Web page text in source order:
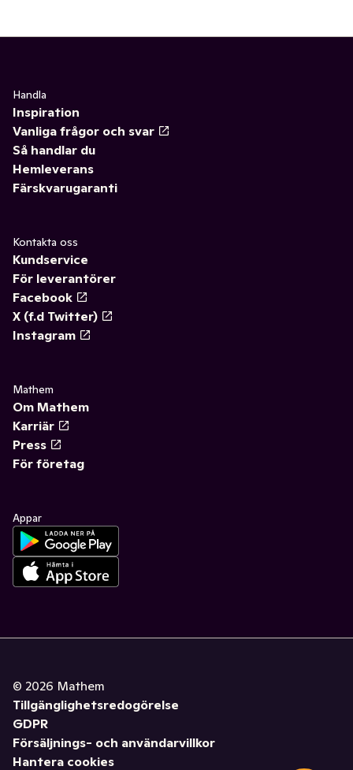
Handla
Inspiration
Vanliga frågor och svar
Så handlar du
Hemleverans
Färskvarugaranti
Kontakta oss
Kundservice
För leverantörer
Facebook
X (f.d Twitter)
Instagram
Mathem
Om Mathem
Karriär
Press
För företag
Appar
© 2026 Mathem
Tillgänglighetsredogörelse
GDPR
Försäljnings- och användarvillkor
Hantera cookies